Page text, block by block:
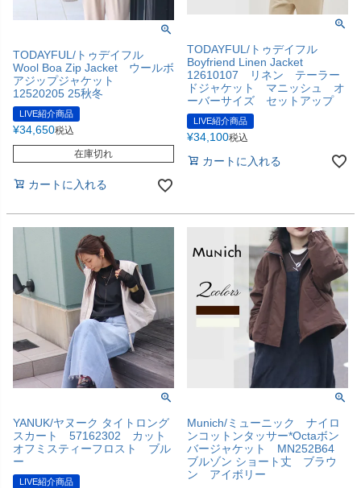
TODAYFUL/トゥデイフル
Wool Boa Zip Jacket ウールボ
アジップジャケット
12520205 25秋冬
LIVE紹介商品
¥34,650税込
在庫切れ
カートに入れる
TODAYFUL/トゥデイフル
Boyfriend Linen Jacket
12610107 リネン テーラー
ドジャケット マニッシュ オ
ーバーサイズ セットアップ
LIVE紹介商品
¥34,100税込
カートに入れる
YANUK/ヤヌーク タイトロング
スカート 57162302 カット
オフミスティーフロスト ブル
ー
LIVE紹介商品
Munich/ミューニック ナイロ
ンコットンタッサー*Octaボン
バージャケット MN252B64
ブルゾン ショート丈 ブラウ
ン アイボリー